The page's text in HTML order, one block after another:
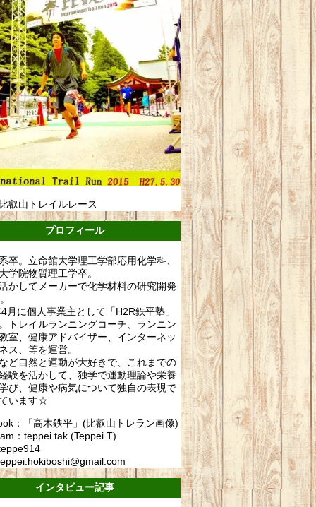
叡山トレイルレース
プロフィール
卒。立命館大学理工学部応用化学科、
学院物質理工学卒。
かしてメーカーで化学材料の研究開発
月に個人事業主として「H2R鉄平塾」
トレイルランニングコーチ、ランニン
室、健康アドバイザー、インターネッ
ス、等を運営。
ど自然と運動が大好きで、これまでの
験を活かして、独学で運動理論や栄養
び、健康や病気について独自の表現で
います☆
：「高木鉄平」(比叡山トレラン画像)
：teppei.tak (Teppei T)
インタビュー記事